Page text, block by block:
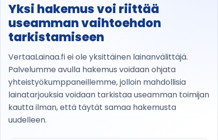
Yksi hakemus voi riittää
useamman vaihtoehdon
tarkistamiseen
VertaaLainaa.fi ei ole yksittäinen lainanvälittäjä.
Palvelumme avulla hakemus voidaan ohjata
yhteistyökumppaneillemme, jolloin mahdollisia
lainatarjouksia voidaan tarkistaa useamman toimijan
kautta ilman, että täytät samaa hakemusta
uudelleen.